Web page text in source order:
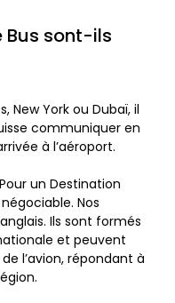
Bus sont-ils
New York ou Dubaï, il
communiquer en
à l’aéroport.
un Destination
Nos
Ils sont formés
et peuvent
l’avion, répondant à